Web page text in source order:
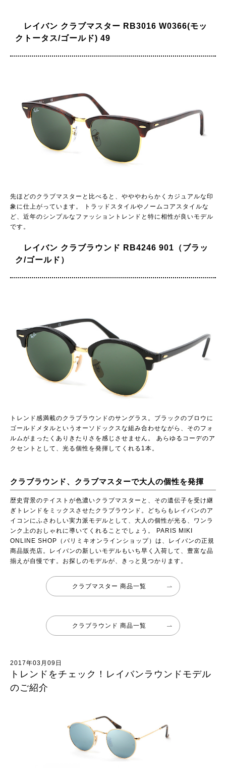
レイバン クラブマスター RB3016 W0366(モッ
クトータス/ゴールド) 49
先ほどのクラブマスターと比べると、やややわらかくカジュアルな印
象に仕上がっています。 トラッドスタイルやノームコアスタイルな
ど、近年のシンプルなファッショントレンドと特に相性が良いモデル
です。
レイバン クラブラウンド RB4246 901（ブラッ
ク/ゴールド）
トレンド感満載のクラブラウンドのサングラス。ブラックのブロウに
ゴールドメタルというオーソドックスな組み合わせながら、そのフォ
ルムがまったくありきたりさを感じさせません。 あらゆるコーデのア
クセントとして、光る個性を発揮してくれる1本。
クラブラウンド、クラブマスターで大人の個性を発揮
歴史背景のテイストが色濃いクラブマスターと、その遺伝子を受け継
ぎトレンドをミックスさせたクラブラウンド。どちらもレイバンのア
イコンにふさわしい実力派モデルとして、大人の個性が光る、ワンラ
ンク上のおしゃれに導いてくれることでしょう。 PARIS MIKI
ONLINE SHOP（パリミキオンラインショップ） は、レイバンの正規
商品販売店。レイバンの新しいモデルもいち早く入荷して、豊富な品
揃えが自慢です。お探しのモデルが、きっと見つかります。
クラブマスター 商品一覧
クラブラウンド 商品一覧
2017年03月09日
トレンドをチェック！レイバンラウンドモデル
のご紹介